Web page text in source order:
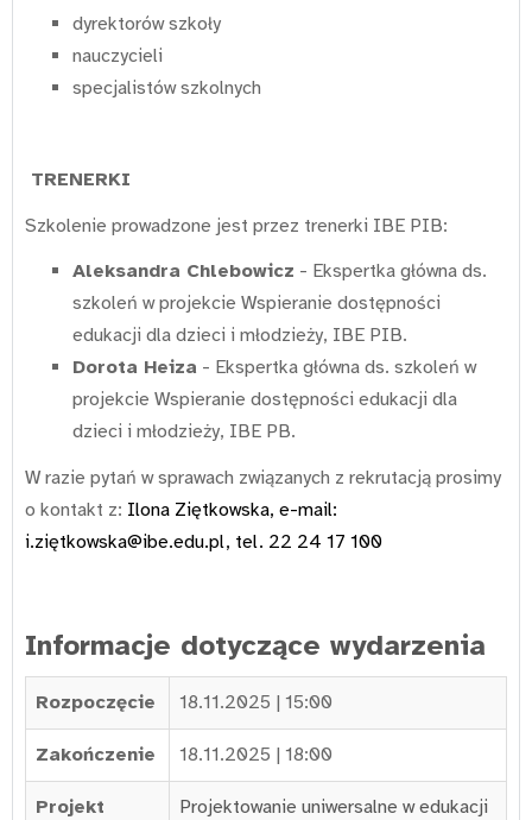
dyrektorów szkoły
nauczycieli
specjalistów szkolnych
TRENERKI
Szkolenie prowadzone jest przez trenerki IBE PIB:
Aleksandra Chlebowicz - Ekspertka główna ds.
szkoleń w projekcie Wspieranie dostępności
edukacji dla dzieci i młodzieży, IBE PIB.
Dorota Heiza - Ekspertka główna ds. szkoleń w
projekcie Wspieranie dostępności edukacji dla
dzieci i młodzieży, IBE PB.
W razie pytań w sprawach związanych z rekrutacją prosimy
o kontakt z: Ilona Ziętkowska, e-mail:
i.ziętkowska@ibe.edu.pl, tel. 22 24 17 100
Informacje dotyczące wydarzenia
Rozpoczęcie 18.11.2025 | 15:00
Zakończenie 18.11.2025 | 18:00
Projekt
Projektowanie uniwersalne w edukacji